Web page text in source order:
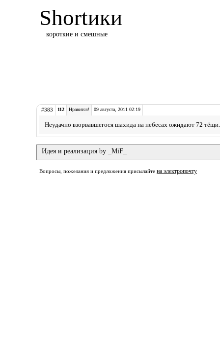
Shortики
короткие и смешные
#383 112 Нравится! 09 августа, 2011 02:19
Неудачно взорвавшегося шахида на небесах ожидают 72 тёщи.
Идея и реализация by _MiF_
Вопросы, пожелания и предложения присылайте на электропочту